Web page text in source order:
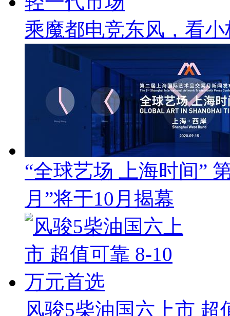
乘魔都电竞东风，看
“全球艺场 上海时间”
月”将于10月揭幕
风骏5柴油国六上市 超